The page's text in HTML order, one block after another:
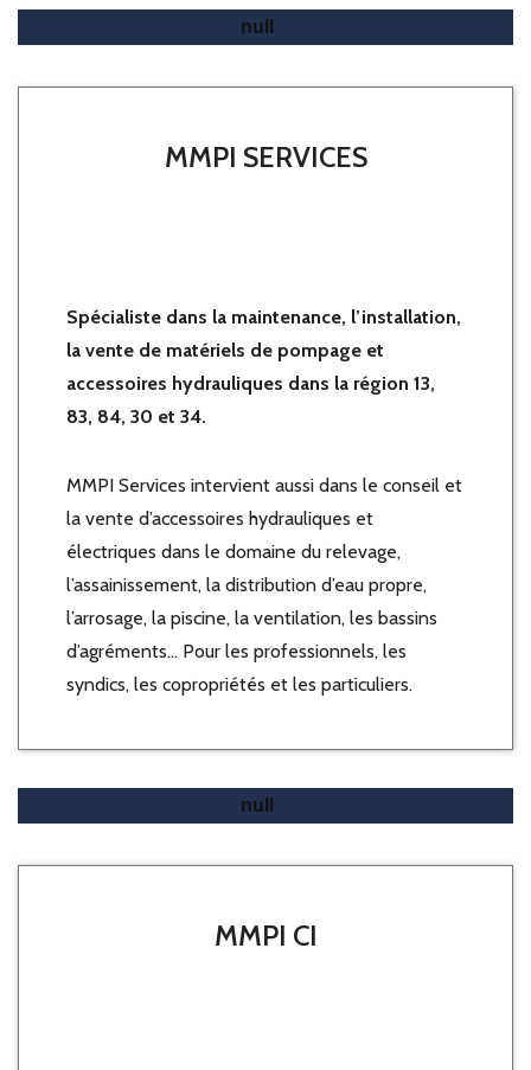
Besoin d'un service?
MMPI SERVICES
Spécialiste dans la maintenance, l’installation,
la vente de matériels de pompage et
accessoires hydrauliques dans la région 13,
83, 84, 30 et 34.
MMPI Services intervient aussi dans le conseil et
la vente d’accessoires hydrauliques et
électriques dans le domaine du relevage,
l’assainissement, la distribution d’eau propre,
l’arrosage, la piscine, la ventilation, les bassins
d’agréments… Pour les professionnels, les
syndics, les copropriétés et les particuliers.
En Afrique?
MMPI CI